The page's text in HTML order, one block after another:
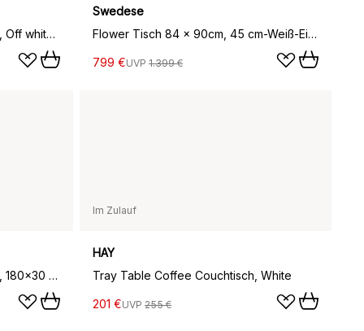
CPH20 2.0 Couchtisch Ø50 cm, Off white linoleum-lacq. oak
Swedese
Flower Tisch 84 x 90cm, 45 cm-Weiß-Eichenkante-Chromgestell
799 €UVP 1.399 €
Elements Couchtisch, Off white, 180x30 cm
Im Zulauf
HAY
Tray Table Coffee Couchtisch, White
201 €UVP 255 €